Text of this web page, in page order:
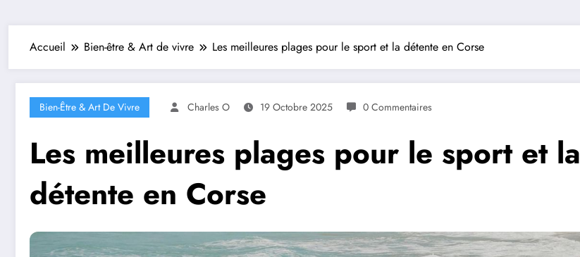
Accueil Bien-être & Art de vivre Les meilleures plages pour le sport et la détente en Corse
Bien-Être & Art De Vivre Charles O 19 Octobre 2025 0 Commentaires
Les meilleures plages pour le sport et la
détente en Corse